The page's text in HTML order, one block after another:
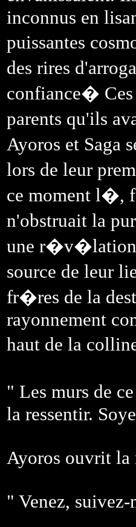
inconnus en
puissantes
des rires
confiance�
parents qu'ils
Ayoros et Saga
lors de leur
ce moment l�,
n'obstruait la
une r�v�lation
source de leur
fr�res de la
rayonnement
haut de la
" Les murs de
la ressentir.
Ayoros ouvrit la
" Venez,